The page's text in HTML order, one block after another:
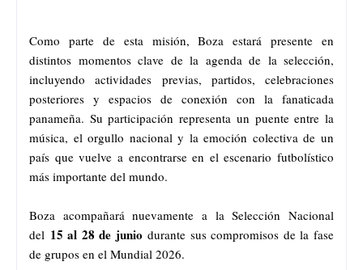
Como parte de esta misión, Boza estará presente en
distintos momentos clave de la agenda de la selección,
incluyendo actividades previas, partidos, celebraciones
posteriores y espacios de conexión con la fanaticada
panameña. Su participación representa un puente entre la
música, el orgullo nacional y la emoción colectiva de un
país que vuelve a encontrarse en el escenario futbolístico
más importante del mundo.
Boza acompañará nuevamente a la Selección Nacional
del 15 al 28 de junio durante sus compromisos de la fase
de grupos en el Mundial 2026.